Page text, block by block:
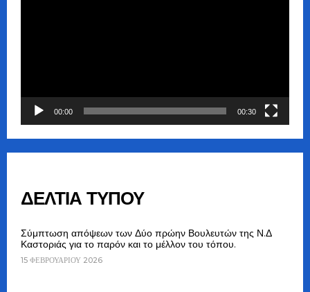
00:00 00:30
ΔΕΛΤΙΑ ΤΥΠΟΥ
Σύμπτωση απόψεων των Δύο πρώην Βουλευτών της Ν.Δ
Καστοριάς για το παρόν και το μέλλον του τόπου.
15 ΦΕΒΡΟΥΑΡΊΟΥ 2026